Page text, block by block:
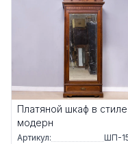
Платяной шкаф в стиле
модерн
Артикул:
ШП-